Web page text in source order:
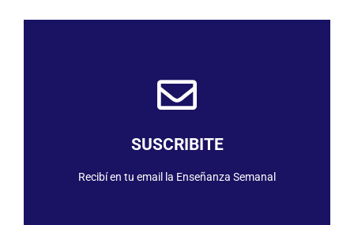
SUSCRIBITE
Recibí en tu email la Enseñanza Semanal